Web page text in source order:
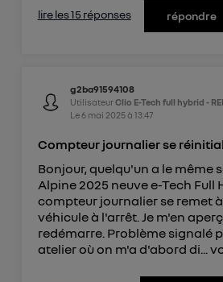
lire les 15 réponses répondre
g2ba91594108
UtilisateurClio E-Tech full hybrid -
Le6 mai 2025à 13:47
Compteur journalier se
Bonjour, quelqu'un a le même
Alpine 2025 neuve e-Tech Full
compteur journalier se remet
véhicule à l'arrêt. Je m'en
redémarre. Problème signalé
atelier où on m'a d'abord di...